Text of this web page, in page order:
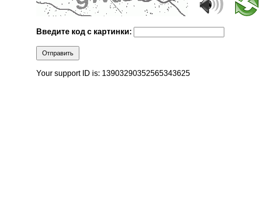
Введите код с картинки:
Отправить
Your support ID is: 13903290352565343625